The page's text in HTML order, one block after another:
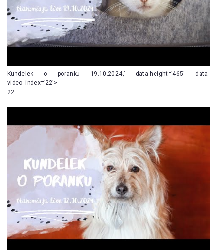
Kundelek o poranku 19.10.2024„’ data-height=’465′ data-
video_index=’22’>
22